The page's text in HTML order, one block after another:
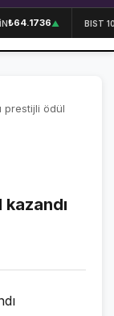
₺64.1736▲ BIST
prestijli ödül